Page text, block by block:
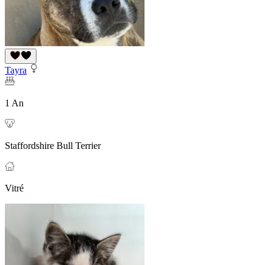
Tayra
1 An
Staffordshire Bull Terrier
Vitré